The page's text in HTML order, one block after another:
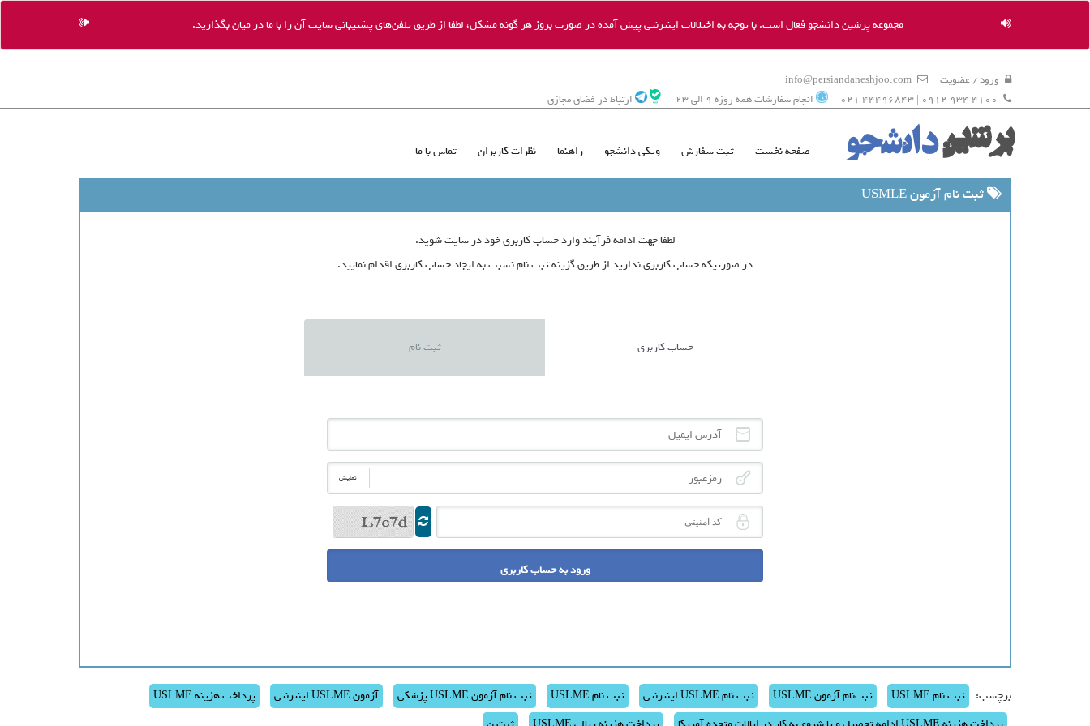
مجموعه پرشین دانشجو فعال است. با توجه به اختلالات اینترنتی پیش آمده در صورت بروز هر گونه مشکل، لطفا از طریق تلفن‌های پشتیبانی سایت آن را با ما در میان بگذارید.
ورود / عضویت
info@persiandaneshjoo.com
4100 934 0912 | 44496843 021
انجام سفارشات همه روزه 9 الی 23 ارتباط در فضای مجازی
صفحه نخست ثبت سفارش ویکی دانشجو راهنما نظرات کاربران تماس با ما
ثبت نام آزمون USMLE
لطفا جهت ادامه فرآیند وارد حساب کاربری خود در سایت شوید.
در صورتیکه حساب کاربری ندارید از طریق گزینه ثبت نام نسبت به ایجاد حساب کاربری اقدام نمایید.
حساب کاربری ثبت نام
آدرس ایمیل
رمزعبور نمایش
کد امنیتی
برچسب: ثبت نام USLME ثبت‌نام آزمون USLME ثبت نام USLME اینترنتی ثبت نام USLME ثبت نام آزمون USLME پزشکی آزمون USLME اینترنتی
پرداخت هزینه USLME